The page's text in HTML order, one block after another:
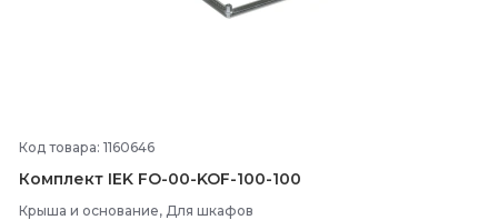
Код товара: 1160646
Комплект IEK FO-00-KOF-100-100
Крыша и основание, Для шкафов